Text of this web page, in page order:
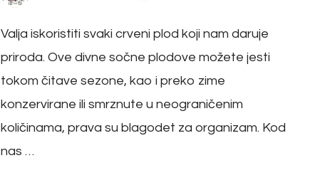
Valja iskoristiti svaki crveni plod koji nam daruje
priroda. Ove divne sočne plodove možete jesti
tokom čitave sezone, kao i preko zime
konzervirane ili smrznute u neograničenim
količinama, prava su blagodet za organizam. Kod
nas …